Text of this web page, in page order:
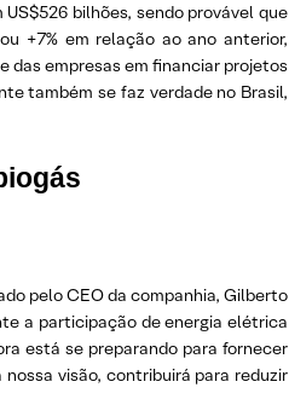
bilhões, sendo provável que
+7% em relação ao ano anterior,
das empresas em financiar projetos
também se faz verdade no Brasil,
pelo CEO da companhia, Gilberto
a participação de energia elétrica
está se preparando para fornecer
visão, contribuirá para reduzir